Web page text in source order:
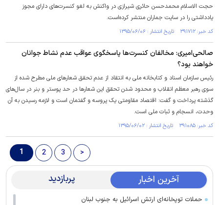
حجت الاسلام محمدحسن حائری شیرازی در واکنش به لغو کنسرت‌های دارای مجوز
یادداشتی را در سایت جماران منتشر کرده‌است.
کد خبر: ۳۹۱۷۱۲ تاریخ انتشار : ۱۳۹۵/۰۶/۰۶
صالحی‌امیری: مخالفان کنسرت‌ها پاسخگوی عواقب عدم نشاط جوانان
خواهند بود؟
رئیس سازمان اسناد و کتابخانه ملی به انتقاد از عدم تحقق شعارهای ملی مطرح شده از
سوی رهبر معظم انقلاب و محدود شدن تحقق این شعارها در حد پوستر و بنر در سال‌های
گذشته پرداخت و گفت: اقتصاد مقاومتی یک پروسه و گفتمان است و لازمه رسیدن به آن
وحدت، انسجام و ثبات ملی است.
کد خبر: ۳۹۱۰۸۵ تاریخ انتشار : ۱۳۹۵/۰۶/۰۲
1 2 3 >
آخرین اخبار پربازدید
حملات توپخانه‌ای ارتش اسرائیل به جنوب لبنان